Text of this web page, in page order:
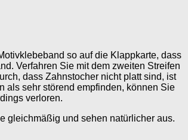
so auf die Klappkarte, dass
Verfahren Sie mit dem zweiten Streifen
dass Zahnstocher nicht platt sind, ist
als sehr störend empfinden, können Sie
verloren.
gleichmäßig und sehen natürlicher aus.